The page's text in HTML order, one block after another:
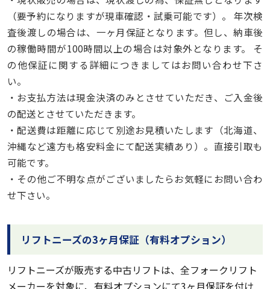
（要予約になりますが現車確認・試乗可能です）。 年次検
査後渡しの場合は、一ヶ月保証となります。但し、納車後
の稼働時間が100時間以上の場合は対象外となります。 そ
の他保証に関する詳細につきましてはお問い合わせ下さ
い。
・お支払方法は現金決済のみとさせていただき、ご入金後
の配送とさせていただきます。
・配送費は距離に応じて別途お見積いたします（北海道、
沖縄など遠方も格安料金にて配送実績あり）。直接引取も
可能です。
・その他ご不明な点がございましたらお気軽にお問い合わ
せ下さい。
リフトニーズの3ヶ月保証（有料オプション）
リフトニーズが販売する中古リフトは、全フォークリフト